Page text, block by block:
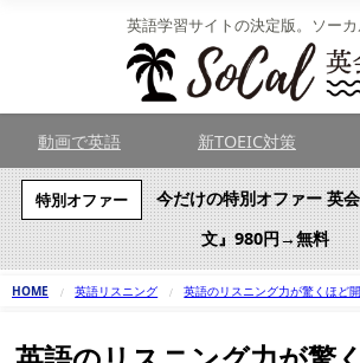
英語学習サイトの決定版。ソー
動画で英語 新TOEIC対策
特別オファー
今だけの特別オファー 英
文』980円→無料
HOME 英語リスニング 英語のリスニング力が驚くほど